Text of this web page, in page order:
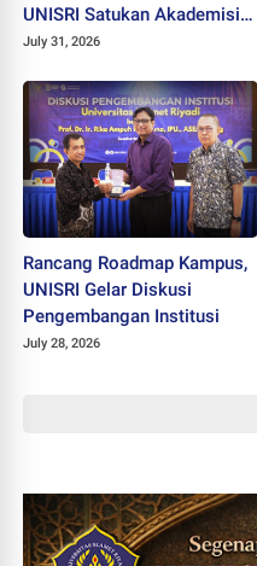
UNISRI Satukan Akademisi 5
Negara Demi Solusi Lintas
July 31, 2026
Rancang Roadmap Kampus,
UNISRI Gelar Diskusi
Pengembangan Institusi
July 28, 2026